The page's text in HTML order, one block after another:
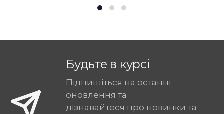
Будьте в курсі
Підпишіться на останні
оновлення та
дізнавайтеся про новинки та